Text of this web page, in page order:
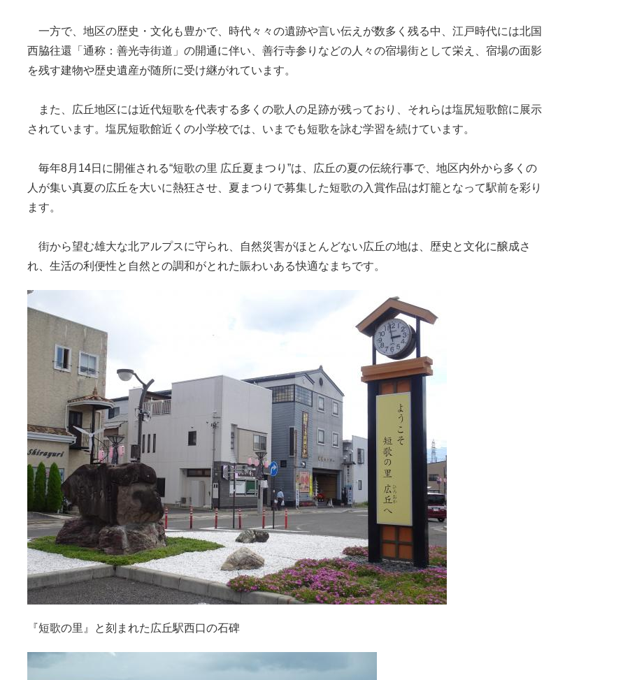
一方で、地区の歴史・文化も豊かで、時代々々の遺跡や言い伝えが数多く残る中、江戸時代には北国
西脇往還「通称：善光寺街道」の開通に伴い、善行寺参りなどの人々の宿場街として栄え、宿場の面影
を残す建物や歴史遺産が随所に受け継がれています。
また、広丘地区には近代短歌を代表する多くの歌人の足跡が残っており、それらは塩尻短歌館に展示
されています。塩尻短歌館近くの小学校では、いまでも短歌を詠む学習を続けています。
毎年8月14日に開催される“短歌の里 広丘夏まつり”は、広丘の夏の伝統行事で、地区内外から多くの
人が集い真夏の広丘を大いに熱狂させ、夏まつりで募集した短歌の入賞作品は灯籠となって駅前を彩り
ます。
街から望む雄大な北アルプスに守られ、自然災害がほとんどない広丘の地は、歴史と文化に醸成さ
れ、生活の利便性と自然との調和がとれた賑わいある快適なまちです。
『短歌の里』と刻まれた広丘駅西口の石碑